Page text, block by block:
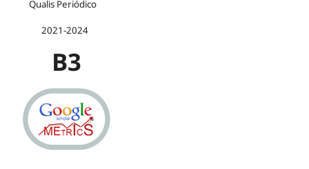
Qualis Periódico
2021-2024
B3